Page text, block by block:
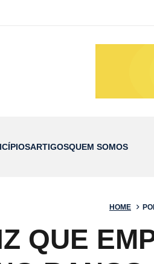
ARTIGOSQUEM SOMOS
HOME
QUE